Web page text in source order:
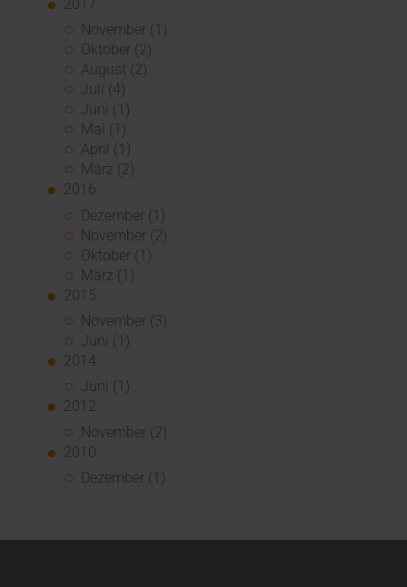
2017
November (1)
Oktober (2)
August (2)
Juli (4)
Juni (1)
Mai (1)
April (1)
März (2)
2016
Dezember (1)
November (2)
Oktober (1)
März (1)
2015
November (3)
Juni (1)
2014
Juni (1)
2012
November (2)
2010
Dezember (1)